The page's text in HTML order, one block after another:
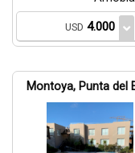
USD 4.000
Montoya, Punta del